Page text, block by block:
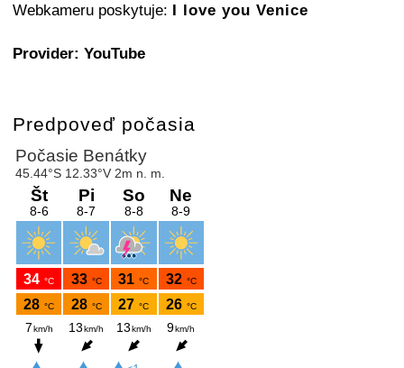
Webkameru poskytuje: I love you Venice
Provider: YouTube
Predpoveď počasia